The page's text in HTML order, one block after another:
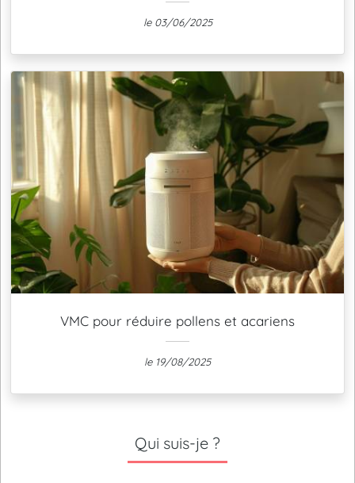
le 03/06/2025
VMC pour réduire pollens et acariens
le 19/08/2025
Qui suis-je ?